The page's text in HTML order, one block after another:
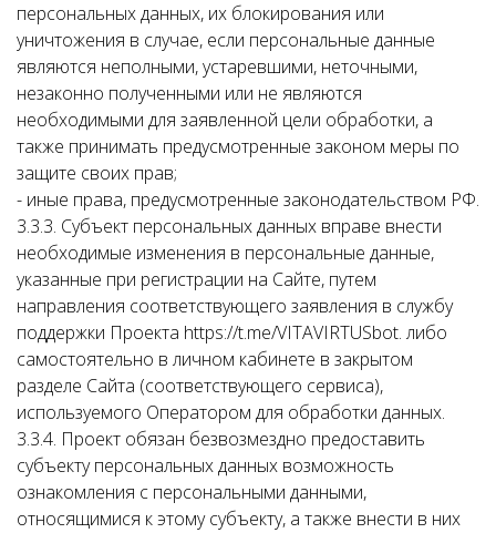
персональных данных, их блокирования или
уничтожения в случае, если персональные данные
являются неполными, устаревшими, неточными,
незаконно полученными или не являются
необходимыми для заявленной цели обработки, а
также принимать предусмотренные законом меры по
защите своих прав;
- иные права, предусмотренные законодательством РФ.
3.3.3. Субъект персональных данных вправе внести
необходимые изменения в персональные данные,
указанные при регистрации на Сайте, путем
направления соответствующего заявления в службу
поддержки Проекта https://t.me/VITAVIRTUSbot. либо
самостоятельно в личном кабинете в закрытом
разделе Сайта (соответствующего сервиса),
используемого Оператором для обработки данных.
3.3.4. Проект обязан безвозмездно предоставить
субъекту персональных данных возможность
ознакомления с персональными данными,
относящимися к этому субъекту, а также внести в них